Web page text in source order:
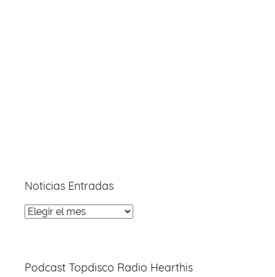
Noticias Entradas
Noticias
Podcast Topdisco Radio Hearthis